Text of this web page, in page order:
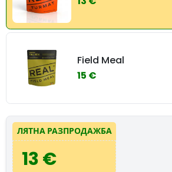
Field Meal
15 €
ЛЯТНА РАЗПРОДАЖБА
13 €